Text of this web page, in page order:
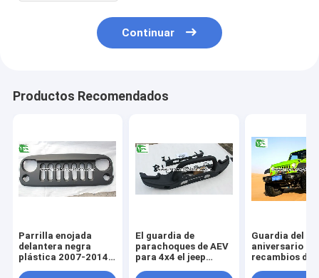
Continuar
Productos Recomendados
Parrilla enojada
delantera negra
plástica 2007-2014
El guardia de
parachoques de AEV
para 4x4 el jeep
Guardia del
aniversario de
recambios del